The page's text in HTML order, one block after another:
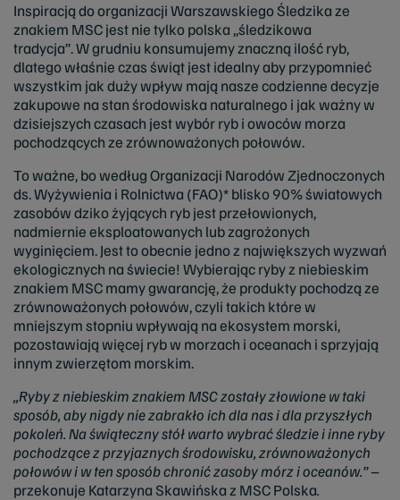
Inspiracją do organizacji Warszawskiego Śledzika ze
znakiem MSC jest nie tylko polska „śledzikowa
tradycja”.W grudniu konsumujemy znaczną ilość ryb,
dlatego właśnie czas świąt jest idealny aby przypomnieć
wszystkim jak duży wpływ mają nasze codzienne decyzje
zakupowe na stan środowiska naturalnego i jak ważny w
dzisiejszych czasach jest wybór ryb i owoców morza
pochodzących ze zrównoważonych połowów.
To ważne, bo według Organizacji Narodów Zjednoczonych
ds. Wyżywienia i Rolnictwa (FAO)* blisko 90% światowych
zasobów dziko żyjących ryb jest przełowionych,
nadmiernie eksploatowanych lub zagrożonych
wyginięciem. Jest to obecnie jedno z największych wyzwań
ekologicznych na świecie! Wybierając ryby z niebieskim
znakiem MSC mamy gwarancję, że produkty pochodzą ze
zrównoważonych połowów, czyli takich które w
mniejszym stopniu wpływają na ekosystem morski,
pozostawiają więcej ryb w morzach i oceanach i sprzyjają
innym zwierzętom morskim.
„Ryby z niebieskim znakiem MSC zostały złowione w taki
sposób, aby nigdy nie zabrakło ich dla nas i dla przyszłych
pokoleń. Na świąteczny stół warto wybrać śledzie i inne ryby
pochodzące z przyjaznych środowisku, zrównoważonych
połowów i w ten sposób chronić zasoby mórz i oceanów.” –
przekonuje Katarzyna Skawińska z MSC Polska.